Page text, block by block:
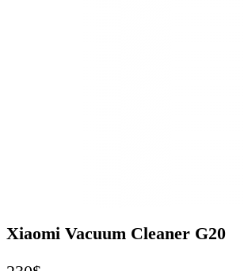
Xiaomi Vacuum Cleaner G20